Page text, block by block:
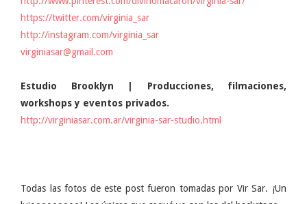
https://twitter.com/virginia_sar
http://instagram.com/virginia_sar
virginiasar@gmail.com
Estudio Brooklyn | Producciones, filmaciones,
workshops y eventos privados.
http://virginiasar.com.ar/virginia-sar-studio.html
Todas las fotos de este post fueron tomadas por Vir Sar. ¡Un